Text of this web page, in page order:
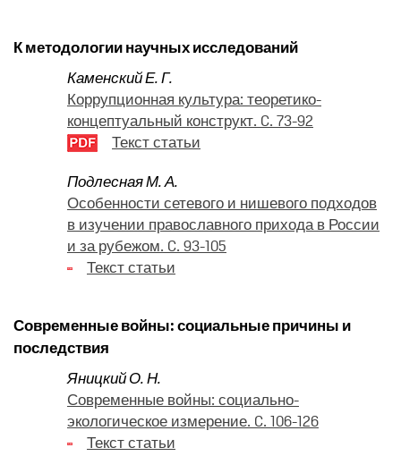
К методологии научных исследований
Каменский Е. Г.
Коррупционная культура: теоретико-
концептуальный конструкт. C. 73-92
Текст статьи
Подлесная М. А.
Особенности сетевого и нишевого подходов
в изучении православного прихода в России
и за рубежом. C. 93-105
Текст статьи
Современные войны: социальные причины и
последствия
Яницкий О. Н.
Современные войны: социально-
экологическое измерение. C. 106-126
Текст статьи